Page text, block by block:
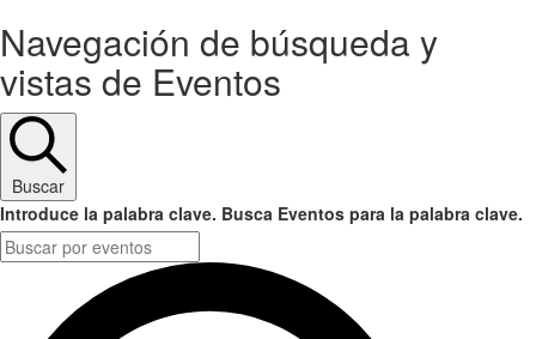
Navegación de búsqueda y
vistas de Eventos
Buscar
Introduce la palabra clave. Busca Eventos para la palabra clave.